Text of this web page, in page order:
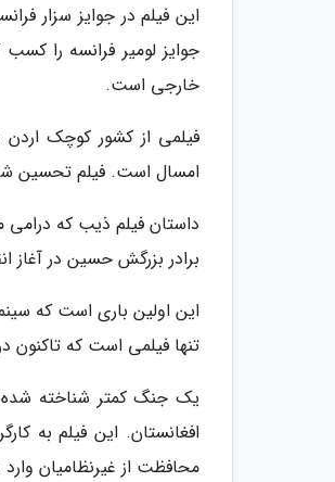
این فیلم در جوایز سزار
خارجی است.
فیلمی از کشور کوچک اردن
امسال است. فیلم تحسین شده ذیب که در جشنواره
برادر بزرگش حسین در
این اولین باری است که
تنها فیلمی است که
یک جنگ کمتر شناخته شده
افغانستان. این فیلم به
محافظت از غیرنظامیان